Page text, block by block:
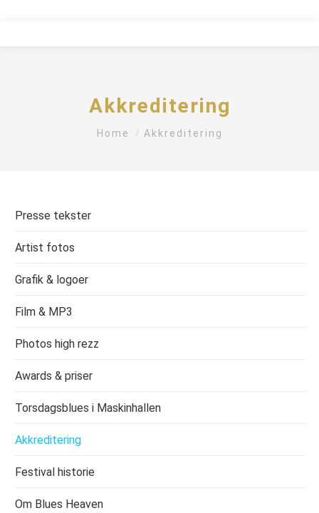
Akkreditering
You are here:
Home Akkreditering
Presse tekster
Artist fotos
Grafik & logoer
Film & MP3
Photos high rezz
Awards & priser
Torsdagsblues i Maskinhallen
Akkreditering
Festival historie
Om Blues Heaven